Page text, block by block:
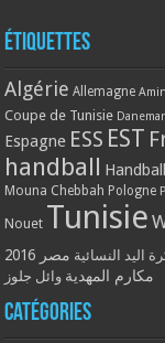
Étiquettes
Algérie Allemagne
Coupe de Tunisie
Espagne ESS EST
handball
Mouna Chebbah Pologne
Nouet Tunisie
اليد النسائية مصر 2016
مكارم المهدية وائل جلوز
Catégories